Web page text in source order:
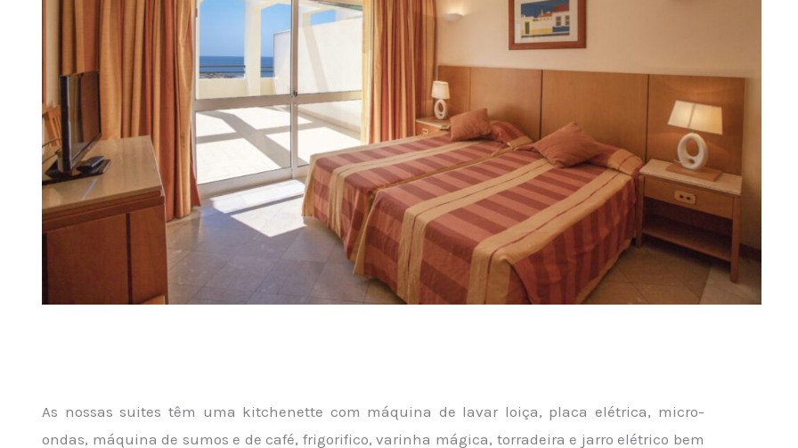
As nossas suites têm uma kitchenette com máquina de lavar loiça, placa elétrica, micro-
ondas, máquina de sumos e de café, frigorifico, varinha mágica, torradeira e jarro elétrico bem